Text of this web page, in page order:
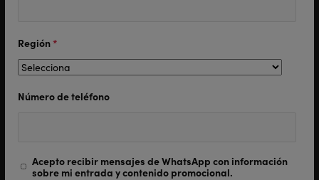
Región *
Número de teléfono
Acepto recibir mensajes de WhatsApp con información
sobre mi entrada y contenido promocional.